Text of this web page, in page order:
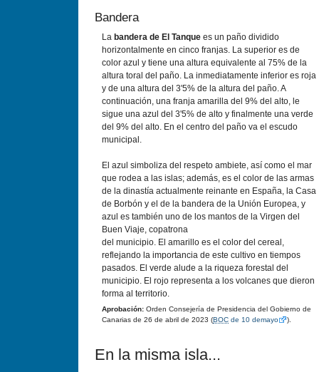
Bandera
La bandera de El Tanque es un paño dividido
horizontalmente en cinco franjas. La superior es de
color azul y tiene una altura equivalente al 75% de la
altura toral del paño. La inmediatamente inferior es roja
y de una altura del 3'5% de la altura del paño. A
continuación, una franja amarilla del 9% del alto, le
sigue una azul del 3'5% de alto y finalmente una verde
del 9% del alto. En el centro del paño va el escudo
municipal.
El azul simboliza del respeto ambiete, así como el mar
que rodea a las islas; además, es el color de las armas
de la dinastía actualmente reinante en España, la Casa
de Borbón y el de la bandera de la Unión Europea, y
azul es también uno de los mantos de la Virgen del
Buen Viaje, copatrona
del municipio. El amarillo es el color del cereal,
reflejando la importancia de este cultivo en tiempos
pasados. El verde alude a la riqueza forestal del
municipio. El rojo representa a los volcanes que dieron
forma al territorio.
Aprobación: Orden Consejería de Presidencia del Gobierno de
Canarias de 26 de abril de 2023 (BOC de 10 demayo ).
En la misma isla...